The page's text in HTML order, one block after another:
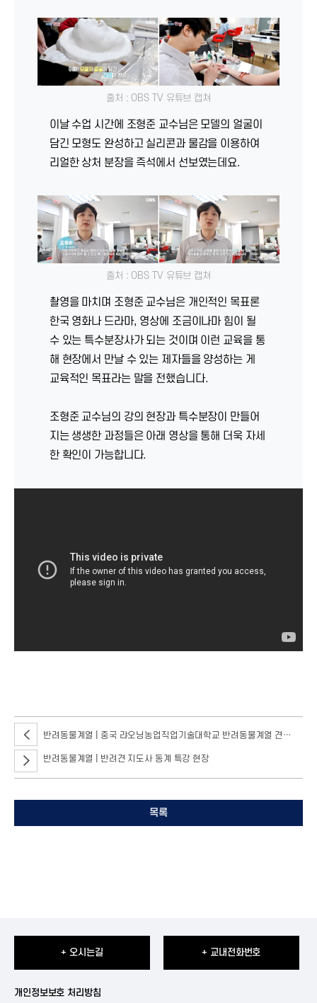
출처 : OBS TV 유튜브 캡쳐
이날 수업 시간에 조형준 교수님은 모델의 얼굴이
담긴 모형도 완성하고 실리콘과 물감을 이용하여
리얼한 상처 분장을 즉석에서 선보였는데요.
출처 : OBS TV 유튜브 캡쳐
촬영을 마치며 조형준 교수님은 개인적인 목표론
한국 영화나 드라마, 영상에 조금이나마 힘이 될
수 있는 특수분장사가 되는 것이며 이런 교육을 통
해 현장에서 만날 수 있는 제자들을 양성하는 게
교육적인 목표라는 말을 전했습니다.
조형준 교수님의 강의 현장과 특수분장이 만들어
지는 생생한 과정들은 아래 영상을 통해 더욱 자세
한 확인이 가능합니다.
반려동물계열 | 중국 랴오닝농업직업기술대학교 반려동물계열 견학 진행
반려동물계열 | 반려견 지도사 동계 특강 현장
목록
+ 오시는길 + 교내전화번호
개인정보보호 처리방침